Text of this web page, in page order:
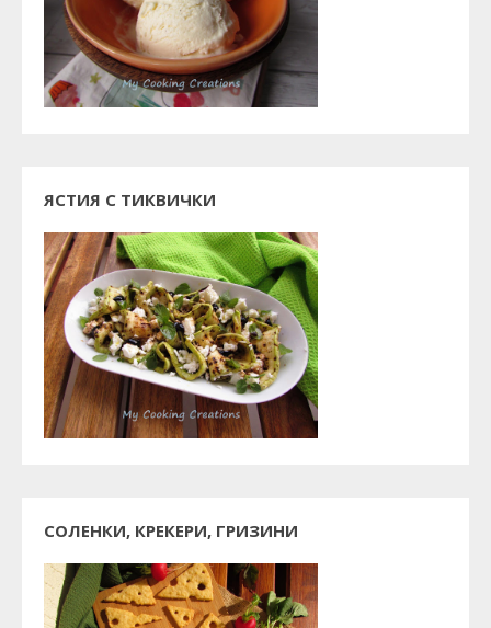
ЯСТИЯ С ТИКВИЧКИ
СОЛЕНКИ, КРЕКЕРИ, ГРИЗИНИ